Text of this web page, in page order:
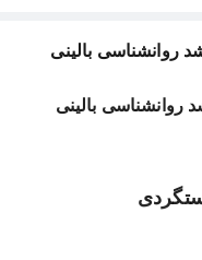
روانشناسی بالینی
بالینی